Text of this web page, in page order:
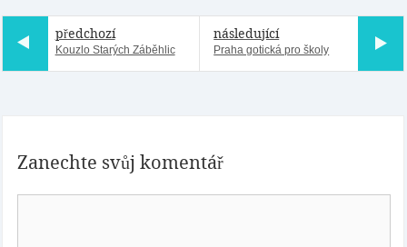
předchozí
Kouzlo Starých Záběhlic
následující
Praha gotická pro školy
Zanechte svůj komentář